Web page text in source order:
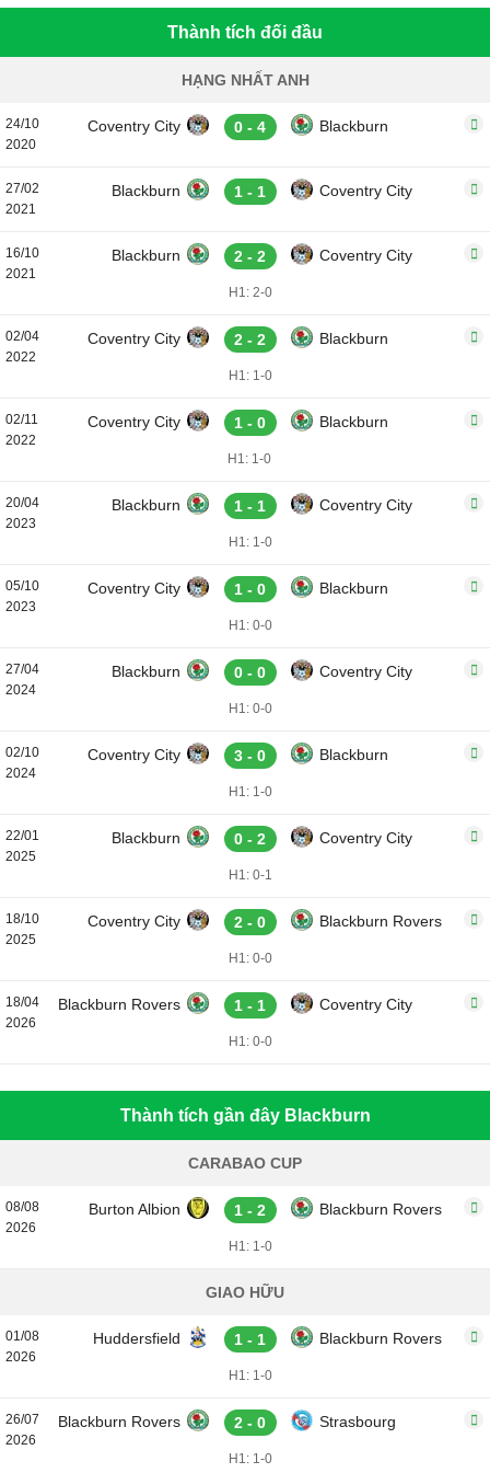
Thành tích đối đầu
HẠNG NHẤT ANH
24/10
2020
Coventry City 0 - 4 Blackburn
27/02
2021
Blackburn 1 - 1 Coventry City
16/10
2021
Blackburn 2 - 2 Coventry City
H1: 2-0
02/04
2022
Coventry City 2 - 2 Blackburn
H1: 1-0
02/11
2022
Coventry City 1 - 0 Blackburn
H1: 1-0
20/04
2023
Blackburn 1 - 1 Coventry City
H1: 1-0
05/10
2023
Coventry City 1 - 0 Blackburn
H1: 0-0
27/04
2024
Blackburn 0 - 0 Coventry City
H1: 0-0
02/10
2024
Coventry City 3 - 0 Blackburn
H1: 1-0
22/01
2025
Blackburn 0 - 2 Coventry City
H1: 0-1
18/10
2025
Coventry City 2 - 0 Blackburn Rovers
H1: 0-0
18/04
2026
Blackburn Rovers 1 - 1 Coventry City
H1: 0-0
Thành tích gần đây Blackburn
CARABAO CUP
08/08
2026
Burton Albion 1 - 2 Blackburn Rovers
H1: 1-0
GIAO HỮU
01/08
2026
Huddersfield 1 - 1 Blackburn Rovers
H1: 1-0
26/07
2026
Blackburn Rovers 2 - 0 Strasbourg
H1: 1-0